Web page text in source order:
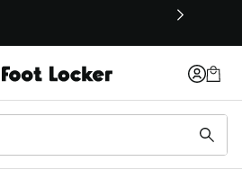
neuen Fenster